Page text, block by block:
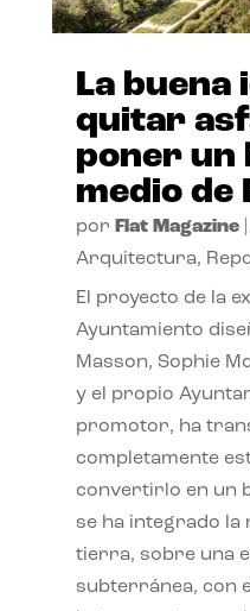
La buena
quitar
poner un
medio de
por Flat Magazine|
Arquitectura,
El proyecto de la
Ayuntamiento
Masson, Sophie
y el propio
promotor, ha
completamente
convertirlo en un
se ha integrado la
tierra, sobre una
subterránea, con